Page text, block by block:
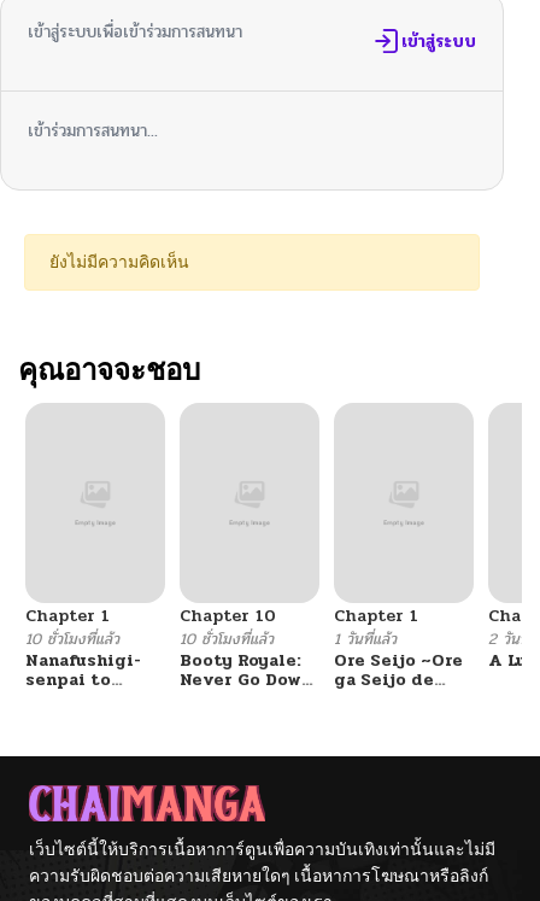
เข้าสู่ระบบเพื่อเข้าร่วมการสนทนา เข้าสู่ระบบ
เข้าร่วมการสนทนา...
ยังไม่มีความคิดเห็น
คุณอาจจะชอบ
Chapter 1
10 ชั่วโมงที่แล้ว
Nanafushigi-
senpai to
Chapter 10
10 ชั่วโมงที่แล้ว
Booty Royale:
Never Go Down
Chapter 1
1 วันที่แล้ว
Ore Seijo ~Ore
ga Seijo de
Game Kanzen
2 วันที่แ
A
เว็บไซต์นี้ให้บริการเนื้อหาการ์ตูนเพื่อความบันเทิงเท่านั้นและไม่มี
ความรับผิดชอบต่อความเสียหายใดๆ เนื้อหาการโฆษณาหรือลิงก์